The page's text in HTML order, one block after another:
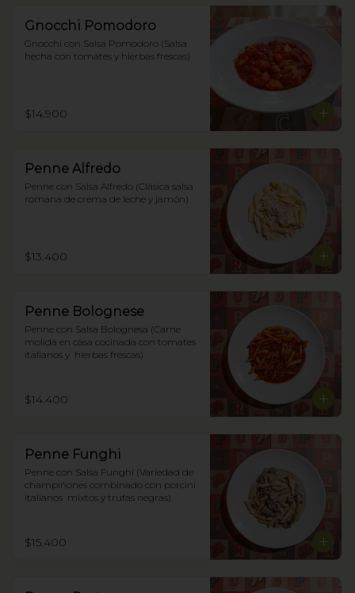
Gnocchi Pomodoro
Gnocchi con Salsa Pomodoro (Salsa
hecha con tomates y hierbas frescas)
$14.900
Penne Alfredo
Penne con Salsa Alfredo (Clásica salsa
romana de crema de leche y jamón)
$13.400
Penne Bolognese
Penne con Salsa Bolognesa (Carne
molida en casa cocinada con tomates
italianos y  hierbas frescas)
$14.400
Penne Funghi
Penne con Salsa Funghi (Variedad de
champiñones combinado con porcini
italianos  mixtos y trufas negras)
$15.400